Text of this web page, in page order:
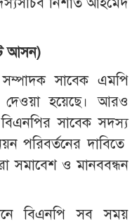
আসন)
সম্পাদক সাবেক এমপি
দেওয়া হয়েছে। আরও
সাবেক সদস্য
পরিবর্তনের দাবিতে
সমাবেশ ও মানববন্ধন
বিএনপি সব সময়